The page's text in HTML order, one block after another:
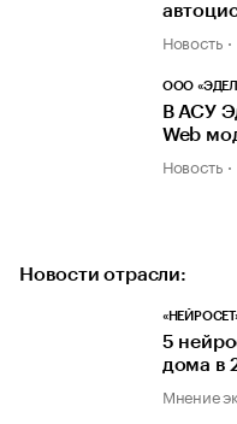
Новость
ООО
В АСУ
Web
Новость
Новости отрасли:
5
дома в
Мнение